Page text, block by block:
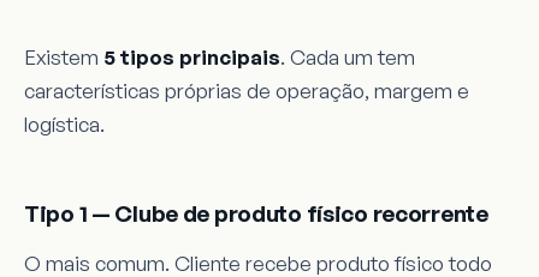
Existem 5 tipos principais. Cada um tem
características próprias de operação, margem e
logística.
Tipo 1 — Clube de produto físico recorrente
O mais comum. Cliente recebe produto físico todo